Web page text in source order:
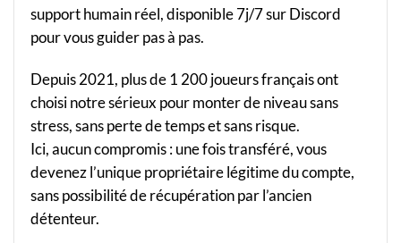
support humain réel, disponible 7j/7 sur Discord
pour vous guider pas à pas.
Depuis 2021, plus de 1 200 joueurs français ont
choisi notre sérieux pour monter de niveau sans
stress, sans perte de temps et sans risque.
Ici, aucun compromis : une fois transféré, vous
devenez l’unique propriétaire légitime du compte,
sans possibilité de récupération par l’ancien
détenteur.